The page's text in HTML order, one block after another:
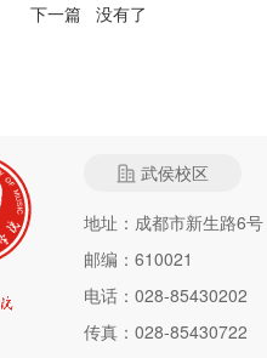
下一篇 没有了
武侯校区
地址：成都市新生路6号
邮编：610021
电话：028-85430202
传真：028-85430722